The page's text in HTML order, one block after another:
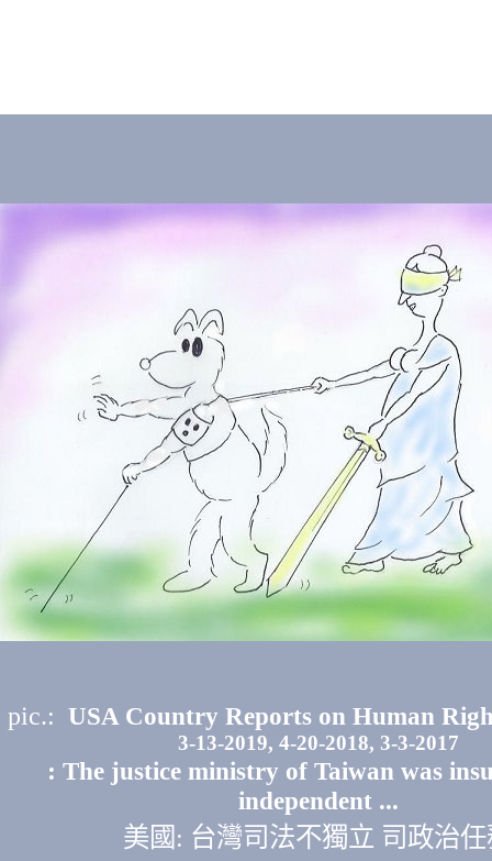
pic.: USA Country Reports on Human
3-13-2019, 4-20-2018, 3-3-2017
: The justice ministry of Taiwan was
independent ...
美國: 台灣司法不獨立 司政治